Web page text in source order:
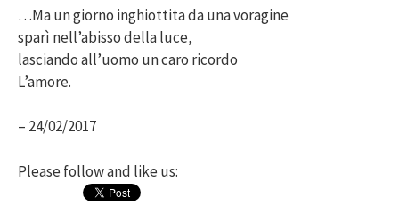
…Ma un giorno inghiottita da una voragine
sparì nell’abisso della luce,
lasciando all’uomo un caro ricordo
L’amore.
– 24/02/2017
Please follow and like us: